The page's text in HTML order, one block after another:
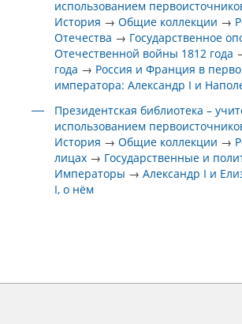
использованием
История →Общие коллекции →
Отечества → Государственное
Отечественной войны 1812 года
года → Россия и Франция в
императора: Александр I и
Президентская библиотека –
использованием
История →Общие коллекции →
лицах → Государственные и
Императоры →Александр I и
I, о нём